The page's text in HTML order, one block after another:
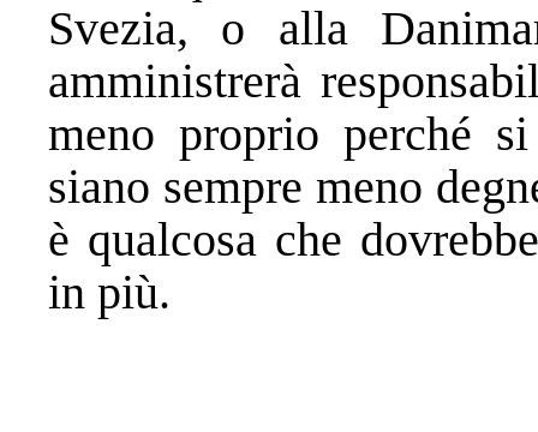
Svezia, o alla
amministrerà
meno proprio perché
siano sempre meno
è qualcosa che
in più.